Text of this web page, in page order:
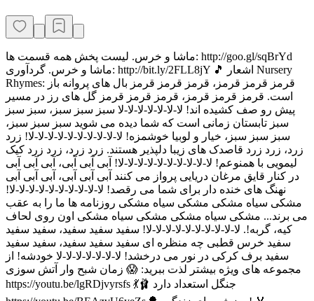
ماشا و خرس. لیست پخش همه قسمت ها: http://goo.gl/sqBrYd
ماشا و خرس. گردآوری: http://bit.ly/2FLL8jY 🎵 اشعار Nursery
Rhymes: قرمز قرمز قرمز، قرمز قرمز قرمز بال های پروانه باز
است. قرمز قرمز قرمز، قرمز قرمز قرمز گل های رز در مسیر
پیش رو صف کشیده اند! لا-لا-لا-لا-لا-لا-لا سبز سبز سبز، سبز سبز
سبز تابستان زمانی است که شما دیده می شوید سبز سبز سبز،
سبز سبز سبز، خیار و لوبیا خوشمزه! لا-لا-لا-لا-لا-لا-لا-لا-لا-لا! زرد
زرد، زرد زرد قاصدک های زیبا دلپذیر هستند. زرد زرد، زرد زرد کیک
لیمویی با همنوعم! لا-لا-لا-لا-لا-لا-لا-لا-لا-لا! آبی آبی آبی، آبی آبی آبی
در کنار قایق مرغان دریایی پرواز می کنند آبی آبی آبی، آبی آبی آبی
نهنگ های خنده دار برای شما می رقصد! لا-لا-لا-لا-لا-لا-لا-لا-لا-لا!
مشکی سیاه مشکی مشکی سیاه مشکی روزنامه ها ما را به عقب
می برند... مشکی سیاه مشکی مشکی سیاه مشکی اون روی لحاف
کیه، گربه!. لا-لا-لا-لا-لا-لا-لا-لا-لا-لا! سفید سفید سفید، سفید سفید
سفید خرس قطبی چه منظره ای سفید سفید سفید، سفید سفید
سفید برف کرکی در نور می درخشد! لا-لا-لا-لا-لا-لا-لا خودشه! از
مجموعه های ویژه بیشتر لذت ببرید: 😱 زمان شبح وار آتش سوزی
https://youtu.be/lgRDjvyrsfs 💃🩰 جنگل استعداد دارد